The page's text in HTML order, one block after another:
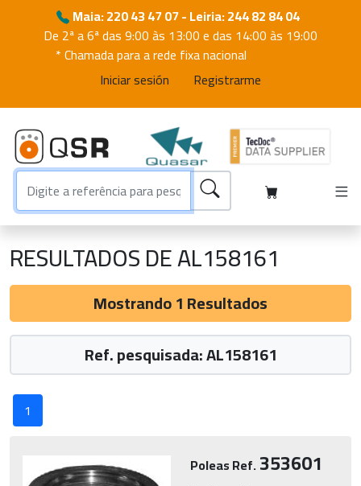
Maia: 220 43 47 07 - Leiria: 244 82 84 04
De 2ª a 6ª das 9:00 às 13:00 e das 14:00 às 19:00
* Chamada para a rede fixa nacional
Iniciar sesión
Registrarme
RESULTADOS DE AL158161
Mostrando 1 Resultados
Ref. pesquisada: AL158161
1
Poleas Ref.353601